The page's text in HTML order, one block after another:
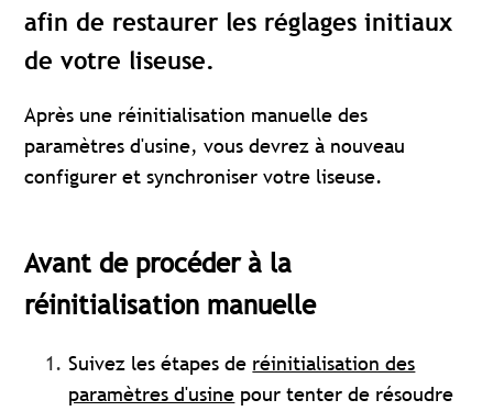
afin de restaurer les réglages initiaux
de votre liseuse.
Après une réinitialisation manuelle des
paramètres d'usine, vous devrez à nouveau
configurer et synchroniser votre liseuse.
Avant de procéder à la
réinitialisation manuelle
Suivez les étapes de réinitialisation des
paramètres d'usine pour tenter de résoudre